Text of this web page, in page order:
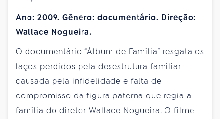
Ano: 2009. Gênero: documentário. Direção:
Wallace Nogueira.
O documentário “Álbum de Família” resgata os
laços perdidos pela desestrutura familiar
causada pela infidelidade e falta de
compromisso da figura paterna que regia a
família do diretor Wallace Nogueira. O filme